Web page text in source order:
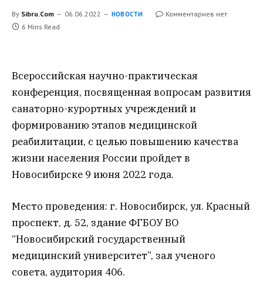
By Sibru.Com 06.06.2022 НОВОСТИ
Комментариев нет
6 Mins Read
Всероссийская научно-практическая
конференция, посвященная вопросам развития
санаторно-курортных учреждений и
формированию этапов медицинской
реабилитации, с целью повышению качества
жизни населения России пройдет в
Новосибирске 9 июня 2022 года.
Место проведения: г. Новосибирск, ул. Красный
проспект, д. 52, здание ФГБОУ ВО
“Новосибирский государственный
медицинский университет”, зал ученого
совета, аудитория 406.